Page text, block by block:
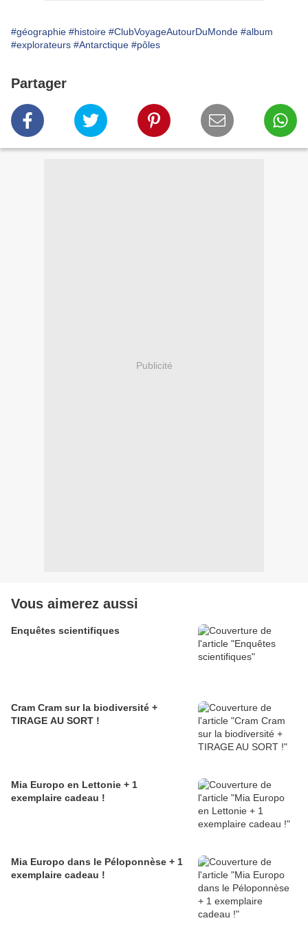
#géographie #histoire #ClubVoyageAutourDuMonde #album
#explorateurs #Antarctique #pôles
Partager
Publicité
Vous aimerez aussi
Enquêtes scientifiques
Cram Cram sur la biodiversité +
TIRAGE AU SORT !
Mia Europo en Lettonie + 1
exemplaire cadeau !
Mia Europo dans le Péloponnèse + 1
exemplaire cadeau !